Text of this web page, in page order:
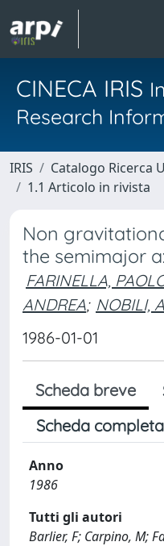
CINECA IRIS
Research
IRIS Catalogo Ricerca
1.1 Articolo in rivista
Non
the semimajor
FARINELLA,
ANDREA; NOBILI,
1986-01-01
Scheda breve
Scheda
Anno
1986
Tutti gli autori
Barlier, F; Carpino, M;